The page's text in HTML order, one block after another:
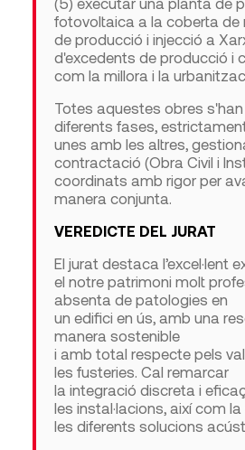
fotovoltaica a la coberta de
de producció i injecció a
d'excedents de producció i
com la millora i la
Totes aquestes obres
diferents fases,
unes amb les altres,
contractació (Obra Civil i
coordinats amb rigor per
manera conjunta.
VEREDICTE DEL JURAT
El jurat destaca l’excel·lent
el notre patrimoni molt
absenta de patologies en
un edifici en ús, amb una
manera sostenible
i amb total respecte pels
les fusteries. Cal remarcar
la integració discreta i
les instal·lacions, així com la
les diferents solucions